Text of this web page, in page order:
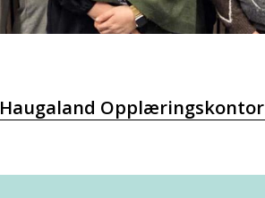
Haugaland Opplæringskontor